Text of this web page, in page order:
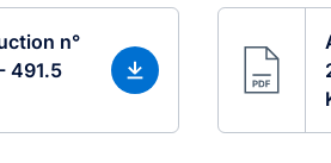
n°
491.5